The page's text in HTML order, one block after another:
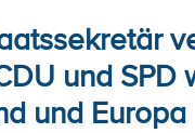
und
und Europa